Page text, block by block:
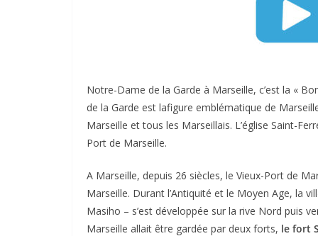
Notre-Dame de la Garde à Marseille, c’est la «
de la Garde est lafigure emblématique de
Marseille et tous les Marseillais. L’église Saint-
Port de Marseille.
A Marseille, depuis 26 siècles, le Vieux-Port de
Marseille. Durant l’Antiquité et le Moyen Age, la
Masiho – s’est développée sur la rive Nord puis
Marseille allait être gardée par deux forts, le fort